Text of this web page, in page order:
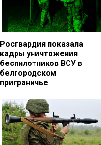
Росгвардия показала
кадры уничтожения
беспилотников ВСУ в
белгородском
приграничье